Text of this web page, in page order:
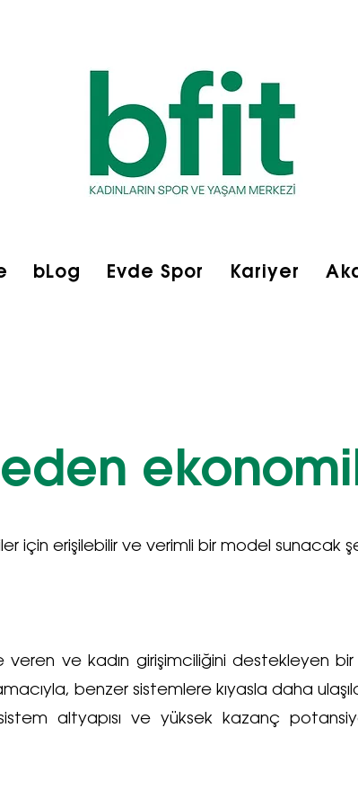
bLog Evde Spor Kariyer
için erişilebilir ve verimli bir model sunacak
veren ve kadın girişimciliğini destekleyen
benzer sistemlere kıyasla daha
altyapısı ve yüksek kazanç